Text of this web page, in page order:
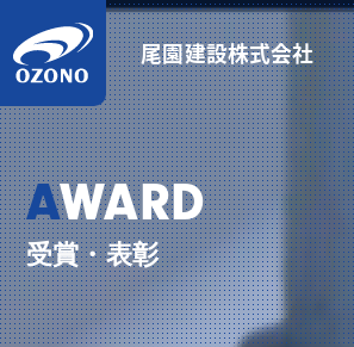
尾園建設株式会社
AWARD
受賞・表彰